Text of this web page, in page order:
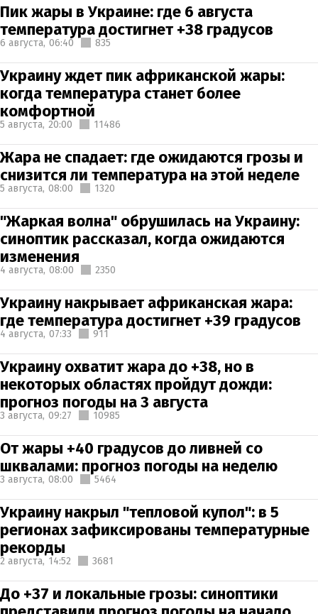
Пик жары в Украине: где 6 августа
температура достигнет +38 градусов
6 августа, 06:40 835
Украину ждет пик африканской жары:
когда температура станет более
комфортной
5 августа, 20:00 11486
Жара не спадает: где ожидаются грозы и
снизится ли температура на этой неделе
5 августа, 08:00 1320
"Жаркая волна" обрушилась на Украину:
синоптик рассказал, когда ожидаются
изменения
4 августа, 08:00 2350
Украину накрывает африканская жара:
где температура достигнет +39 градусов
4 августа, 07:33 911
Украину охватит жара до +38, но в
некоторых областях пройдут дожди:
прогноз погоды на 3 августа
3 августа, 09:27 10985
От жары +40 градусов до ливней со
шквалами: прогноз погоды на неделю
3 августа, 08:00 5464
Украину накрыл "тепловой купол": в 5
регионах зафиксированы температурные
рекорды
2 августа, 14:52 3681
До +37 и локальные грозы: синоптики